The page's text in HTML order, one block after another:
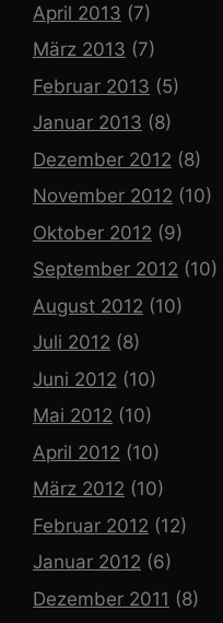
April 2013 (7)
März 2013 (7)
Februar 2013 (5)
Januar 2013 (8)
Dezember 2012 (8)
November 2012 (10)
Oktober 2012 (9)
September 2012 (10)
August 2012 (10)
Juli 2012 (8)
Juni 2012 (10)
Mai 2012 (10)
April 2012 (10)
März 2012 (10)
Februar 2012 (12)
Januar 2012 (6)
Dezember 2011 (8)